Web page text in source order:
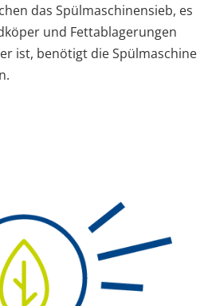
das Spülmaschinensieb, es
und Fettablagerungen
ist, benötigt die Spülmaschine